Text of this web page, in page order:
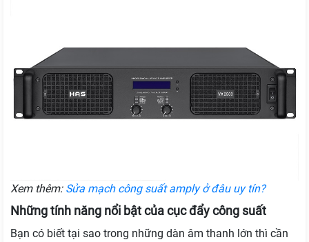
Xem thêm: Sửa mạch công suất amply ở đâu uy tín?
Những tính năng nổi bật của cục đẩy công suất
Bạn có biết tại sao trong những dàn âm thanh lớn thì cần